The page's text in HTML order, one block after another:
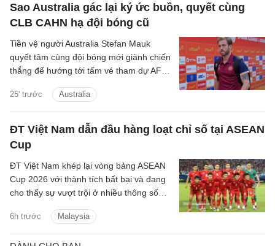
Sao Australia gác lại ký ức buồn, quyết cùng
CLB CAHN hạ đội bóng cũ
25' trước Australia
Tiền vệ người Australia Stefan Mauk
quyết tâm cùng đội bóng mới giành chiến
thắng để hướng tới tấm vé tham dự AFC
ĐT Việt Nam dẫn đầu hàng loạt chỉ số tại ASEAN
Cup
6h trước Malaysia
ĐT Việt Nam khép lại vòng bảng ASEAN
Cup 2026 với thành tích bất bại và đang
cho thấy sự vượt trội ở nhiều thông số
Malaysia tại bán kết.